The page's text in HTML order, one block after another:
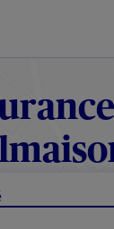
Accéder
contenu
principal
Accéder
au
de